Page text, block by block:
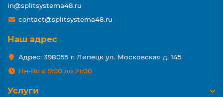
in@splitsystema48.ru
contact@splitsystema48.ru
Наш адрес
Адрес: 398055 г. Липецк ул. Московская д. 145
Пн-Вс с 9:00 до 21:00
Услуги